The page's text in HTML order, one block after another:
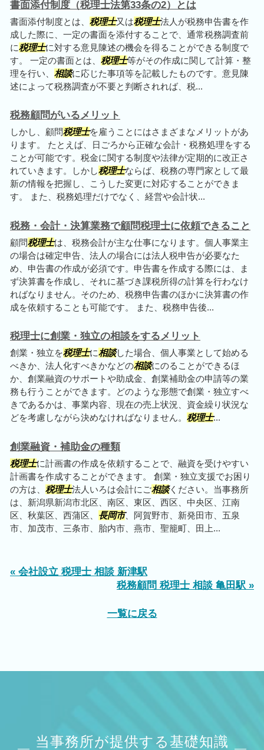
書面添付制度（税理士法第33条の2）とは
書面添付制度とは、 税理士又は税理士法人が税務申告書を作
成した際に、一定の書面を添付することで、通常税務調査前
に税理士に対する意見陳述の機会を得ることができる制度で
す。 一定の書面とは、 税理士等がその作成に関して計算・整
理を行い、 相談に応じた事項等を記載したものです。意見陳
述によって税務調査が不要と判断されれば、税...
税務顧問がいるメリット
しかし、顧問税理士を雇うことにはさまざまなメリットがあ
ります。 たとえば、日ごろから正確な会計・税務処理をする
ことが可能です。税金に関する制度や法律が定期的に改正さ
れていきます。しかし税理士ならば、税務の専門家として最
新の情報を把握し、こうした変更に対応することができま
す。 また、税務処理だけでなく、経営や会計状...
税務・会計・決算業務で顧問税理士に依頼できること
顧問税理士は、税務会計が主な仕事になります。個人事業主
の場合は確定申告、法人の場合には法人税申告が必要なた
め、申告書の作成が必須です。申告書を作成する際には、ま
ず決算書を作成し、それに基づき課税所得の計算を行わなけ
ればなりません。そのため、税務申告書のほかに決算書の作
成を依頼することも可能です。 また、税務申告後...
税理士に創業・独立の相談をするメリット
創業・独立を税理士に相談した場合、個人事業として始める
べきか、法人化すべきかなどの相談にのることができるほ
か、創業融資のサポートや助成金、創業補助金の申請等の業
務も行うことができます。どのような形態で創業・独立すべ
きであるかは、事業内容、現在の売上状況、資金繰り状況な
どを考慮しながら決めなければなりません。 税理士...
創業融資・補助金の種類
税理士に計画書の作成を依頼することで、融資を受けやすい
計画書を作成することができます。 創業・独立支援でお困り
の方は、 税理士法人いろは会計にご相談ください。当事務所
は、新潟県新潟市北区、南区、東区、西区、中央区、江南
区、秋葉区、西蒲区、 長岡市、阿賀野市、新発田市、五泉
市、加茂市、三条市、胎内市、燕市、聖籠町、田上...
« 会社設立 税理士 相談 新津駅
税務顧問 税理士 相談 亀田駅 »
一覧に戻る
当事務所が提供する基礎知識